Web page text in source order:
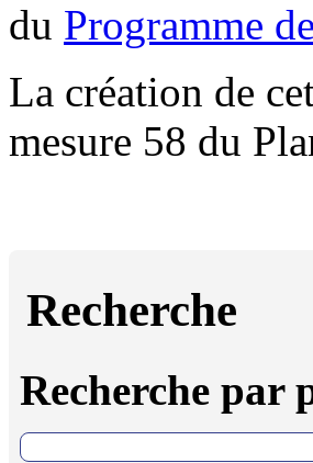
du Programme
La création de
mesure 58 du
Recherche
Recherche par